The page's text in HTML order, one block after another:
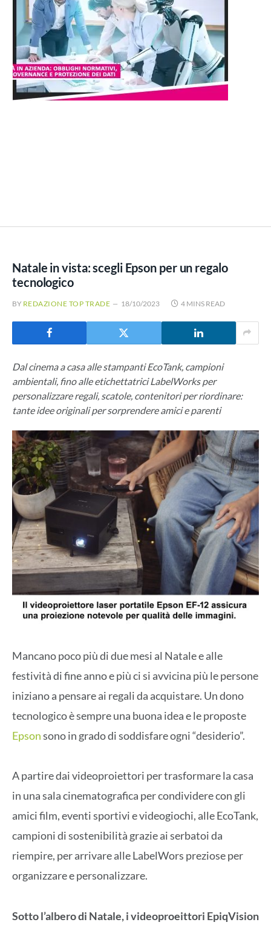
Natale in vista: scegli Epson per un regalo
tecnologico
BY REDAZIONE TOP TRADE 18/10/2023 4 MINS READ
Dal cinema a casa alle stampanti EcoTank, campioni
ambientali, fino alle etichettatrici LabelWorks per
personalizzare regali, scatole, contenitori per riordinare:
tante idee originali per sorprendere amici e parenti
Mancano poco più di due mesi al Natale e alle
festività di fine anno e più ci si avvicina più le persone
iniziano a pensare ai regali da acquistare. Un dono
tecnologico è sempre una buona idea e le proposte
Epsonsono in grado di soddisfare ogni “desiderio”.
A partire dai videoproiettori per trasformare la casa
in una sala cinematografica per condividere con gli
amici film, eventi sportivi e videogiochi, alle EcoTank,
campioni di sostenibilità grazie ai serbatoi da
riempire, per arrivare alle LabelWors preziose per
organizzare e personalizzare.
Sotto l’albero di Natale, i videoproeittori EpiqVision